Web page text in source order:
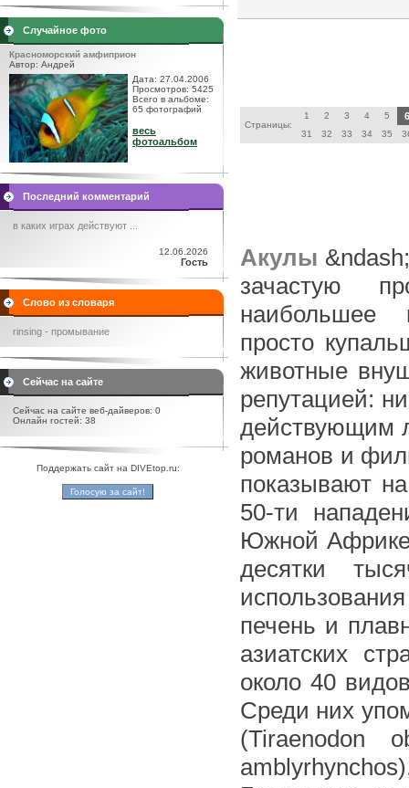
Случайное фото
Красноморский амфиприон
Автор: Андрей
Дата: 27.04.2006
Просмотров: 5425
Всего в альбоме:
65 фотографий
весь
фотоальбом
Последний комментарий
в каких играх действуют ...
12.06.2026
Гость
Слово из словаря
rinsing - промывание
Сейчас на сайте
Сейчас на сайте веб-дайверов: 0
Онлайн гостей: 38
Поддержать сайт на DIVEtop.ru:
Страницы:
1 2 3 4 5 6
31 32 33 34 35
Акулы
зачастую
наибольшее
просто
животные
репутацией:
действующим
романов и
показывают
50-ти
Южной
десятки
печень и
азиатских
около 40
Среди них
(Tiraenodon